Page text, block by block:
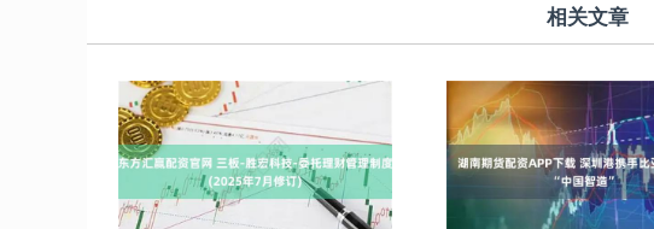
相关文章